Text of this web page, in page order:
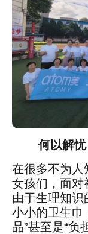
何以解
在很多不为人
女孩们，面对
由于生理知
小小的卫生巾
品”甚至是“负